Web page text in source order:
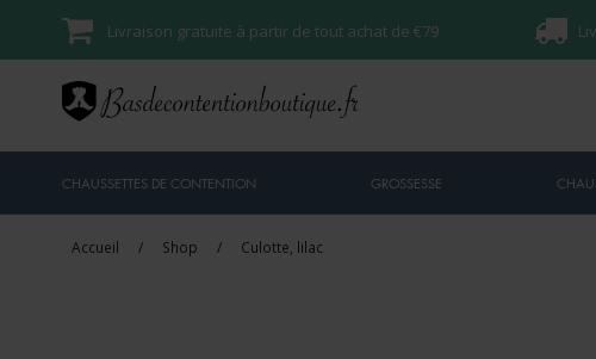
Livraison gratuite à partir de tout achat de €79
CHAUSSETTES DE CONTENTION GROSSESSE
Accueil / Shop / Culotte, lilac